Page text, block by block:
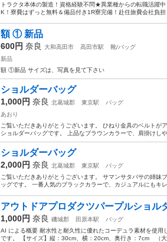
トラクタ本体の製造！資格経験不問★異業種からの転職活躍
K！寮費はずっと無料＆備品付き1R寮完備！赴任旅費会社負
額 ① 新品
600円 奈良 大和高田市 高田市駅
靴/バッグ
新品
額 ①新品 サイズは、写真を見て下さい
ショルダーバッグ
1,000円 奈良 北葛城郡 東京駅
バッグ
あおり
ご覧いただきありがとうございます。 ひねり金具のベルトが
ショルダーバッグです。 上品なブラウンカラーで、肩掛けし
ショルダーバッグ
2,000円 奈良 北葛城郡 東京駅
バッグ
ご覧いただきありがとうございます。 サマンサタバサの姉
ッグです。 一番人気のブラックカラーで、カジュアルにもキ
アウトドアプロダクツパープルショル
1,000円 奈良 磯城郡 田原本駅
バッグ
AI による概要 耐水性と耐久性に優れたコーデュラ素材を使
です。 【サイズ】縦：30cm、横：20cm、奥行き：7cm （大